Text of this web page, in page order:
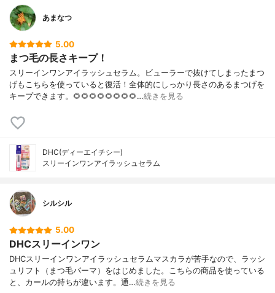
あまなつ
5.00
まつ毛の長さキープ！
スリーインワンアイラッシュセラム。ビューラーで抜けてしまったまつ
げもこちらを使っていると復活！全体的にしっかり長さのあるまつげを
キープできます。🌻🌻🌻🌻🌻🌻🌻🌻…続きを見る
DHC(ディーエイチシー)
スリーインワンアイラッシュセラム
シルシル
5.00
DHCスリーインワン
DHCスリーインワンアイラッシュセラムマスカラが苦手なので、ラッシ
ュリフト（まつ毛パーマ）をはじめました。こちらの商品を使っている
と、カールの持ちが違います。通…続きを見る